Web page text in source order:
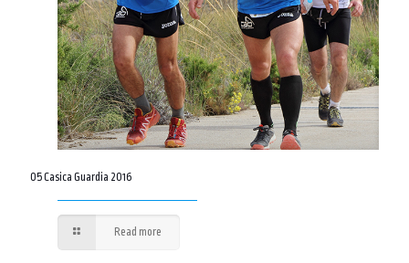
05 Casica Guardia 2016
Read more